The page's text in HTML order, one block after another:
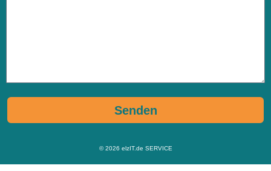
Senden
© 2026 elzIT.de SERVICE